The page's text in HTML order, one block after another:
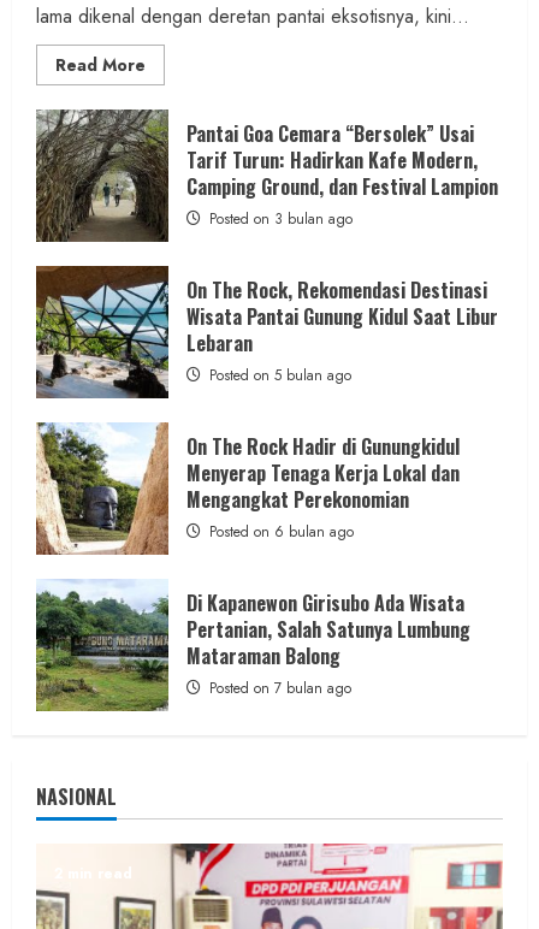
Berita Jateng
Kebakaran Hanguskan Kantin dan Gudang
SD Negeri 1 Jerukan, Polsek Juwangi
Lakukan Olah TKP
admin Posted on 14 jam ago
1 min read
Berita Daerah
Lomba Pengagungan Kalurahan Balong:
Merayakan HUT ke-81 RI untuk
Memperkokoh Persatuan dan Nasionalisme
admin Posted on 14 jam ago
lama dikenal dengan deretan pantai eksotisnya, kini...
Read More
more
ON
THE
ROCK
Gunungkidul
Hadirkan
Konsep
Baru,
Padukan
Keindahan
Alam
dan
Wisata
Kekinian
Pantai Goa Cemara “Bersolek” Usai
Tarif Turun: Hadirkan Kafe Modern,
Camping Ground, dan Festival Lampion
Posted on 3 bulan ago
On The Rock, Rekomendasi Destinasi
Wisata Pantai Gunung Kidul Saat Libur
Lebaran
Posted on 5 bulan ago
On The Rock Hadir di Gunungkidul
Menyerap Tenaga Kerja Lokal dan
Mengangkat Perekonomian
Posted on 6 bulan ago
Di Kapanewon Girisubo Ada Wisata
Pertanian, Salah Satunya Lumbung
Mataraman Balong
Posted on 7 bulan ago
NASIONAL
2 min read